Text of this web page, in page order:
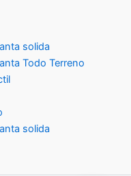
solida
Todo Terreno
solida